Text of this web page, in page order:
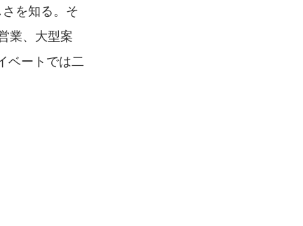
を知る。そ
業、大型案
ベートでは二